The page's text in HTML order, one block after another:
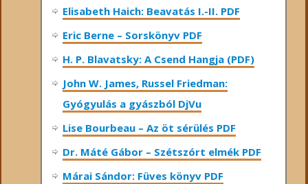
Elisabeth Haich: Beavatás I.-II. PDF
Eric Berne – Sorskönyv PDF
H. P. Blavatsky: A Csend Hangja (PDF)
John W. James, Russel Friedman:
Gyógyulás a gyászból DjVu
Lise Bourbeau – Az öt sérülés PDF
Dr. Máté Gábor – Szétszórt elmék PDF
Márai Sándor: Füves könyv PDF